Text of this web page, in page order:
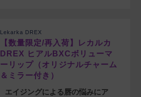
Lekarka DREX
【数量限定/再入荷】レカルカ
DREX ヒアルBXCボリューマ
ーリップ（オリジナルチャーム
＆ミラー付き）
エイジングによる唇の悩みにア